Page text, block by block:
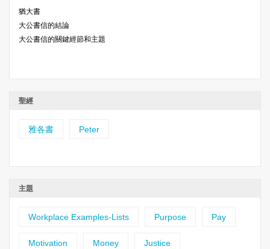
猶大書
大公書信的結論
大公書信的關鍵經節和主題
聖經
雅各書 Peter
主題
Workplace Examples-Lists Purpose Pay
Motivation Money Justice